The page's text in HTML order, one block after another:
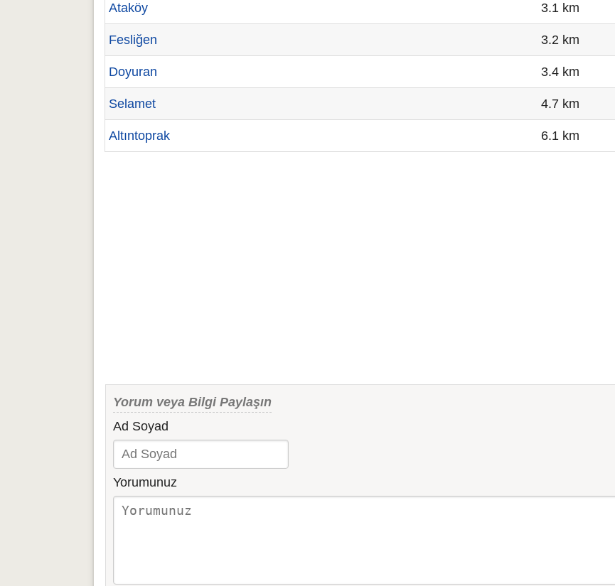
Ataköy 3.1 km
Fesliğen 3.2 km
Doyuran 3.4 km
Selamet 4.7 km
Altıntoprak 6.1 km
Yorum veya Bilgi Paylaşın
Ad Soyad
Yorumunuz